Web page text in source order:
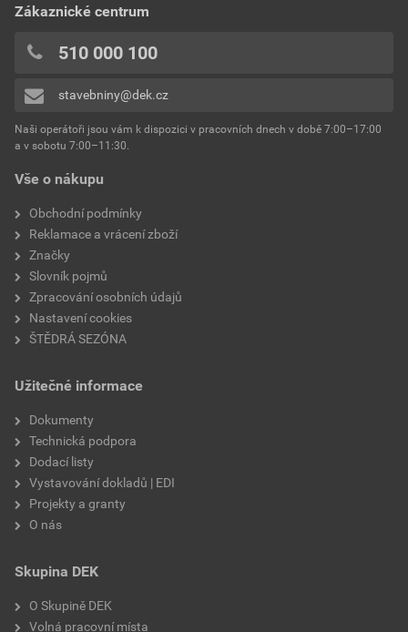
Vše o nákupu
Obchodní podmínky
Reklamace a vrácení zboží
Značky
Slovník pojmů
Zpracování osobních údajů
Nastavení cookies
ŠTĚDRÁ SEZÓNA
Užitečné informace
Dokumenty
Technická podpora
Dodací listy
Vystavování dokladů | EDI
Projekty a granty
O nás
Skupina DEK
O Skupině DEK
Volná pracovní místa
Zákaznické centrum
510 000 100
stavebniny@dek.cz
Naši operátoři jsou vám k dispozici v pracovních dnech v době 7:00–17:00
a v sobotu 7:00–11:30.